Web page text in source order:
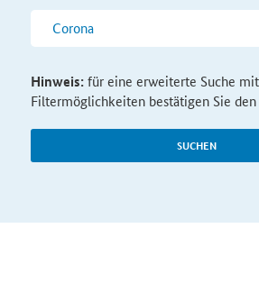
SUCHEN
Hinweis:für eine erweiterte Suche mit
Filtermöglichkeiten bestätigen Sie den